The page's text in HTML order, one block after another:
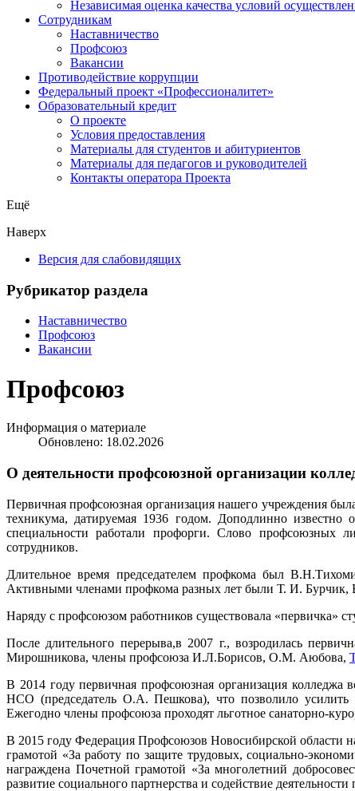
Независимая оценка качества условий
Сотрудникам
Наставничество
Профсоюз
Вакансии
Противодействие коррупции
Федеральный проект «Профессионалитет»
Образовательный кредит
О проекте
Условия предоставления
Материалы для студентов и абитуриентов
Материалы для педагогов и руководителей
Контакты оператора Проекта
Ещё
Наверх
Версия для слабовидящих
Рубрикатор раздела
Наставничество
Профсоюз
Вакансии
Профсоюз
Информация о материале
Обновлено: 18.02.2026
О деятельности профсоюзной организации
Первичная профсоюзная организация нашего учреждения
техникума, датируемая 1936 годом. Доподлинно
специальности работали профорги. Слово профсоюзных
сотрудников.
Длительное время председателем профкома был
Активными членами профкома разных лет были Т. И.
Наряду с профсоюзом работников существовала «первичка»
После длительного перерыва,в 2007 г., возродилась
Мирошникова, члены профсоюза И.Л.Борисов, О.М. Аюбова,
В 2014 году первичная профсоюзная организация колледжа
НСО (председатель О.А. Пешкова), что позволило усилить
Ежегодно члены профсоюза проходят льготное санаторно-
В 2015 году Федерация Профсоюзов Новосибирской
грамотой «За работу по защите трудовых, социально-
награждена Почетной грамотой «За многолетний
развитие социального партнерства и содействие